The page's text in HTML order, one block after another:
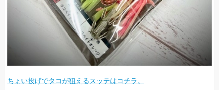
ちょい投げでタコが狙えるスッテはコチラ。